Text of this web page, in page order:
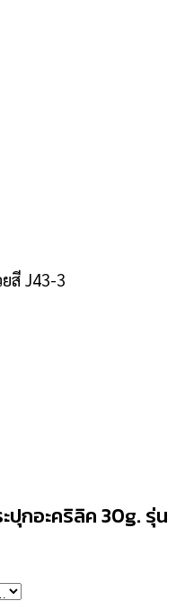
สี J43-3
ปุกอะคริลิค 30g. รุ่น